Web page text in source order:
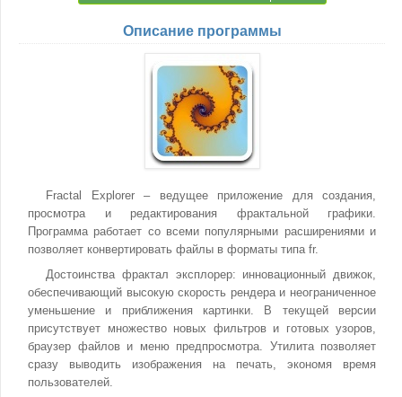
Описание программы
Fractal Explorer – ведущее приложение для создания,
просмотра и редактирования фрактальной графики.
Программа работает со всеми популярными расширениями и
позволяет конвертировать файлы в форматы типа fr.
Достоинства фрактал эксплорер: инновационный движок,
обеспечивающий высокую скорость рендера и неограниченное
уменьшение и приближения картинки. В текущей версии
присутствует множество новых фильтров и готовых узоров,
браузер файлов и меню предпросмотра. Утилита позволяет
сразу выводить изображения на печать, экономя время
пользователей.